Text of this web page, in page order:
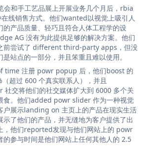
和手工艺品展上开展业务几个月后，rbia
线销售方式。他们wanted以视觉上吸引人
的产品质量、轻巧且符合人体工程学的设
AG 没有为此提供足够的解决方案。他们
前尝试了 different third-party apps，但没
站点的一部分，并且笨重且难以使用。
time 注册 powr popup 后，他们boost 的
超过 600 个真实联系人），并且
交将他们的社交媒体扩大到 6000 多个关
食。他们added powr slider 作为一种视觉
户展示landing on 主页上的产品在现实生活
示了他们的产品，并无缝地为客户提供了出
，他们reported发现与他们网站上的 powr
的参与时间是他们网站上任何其他人的 2.5